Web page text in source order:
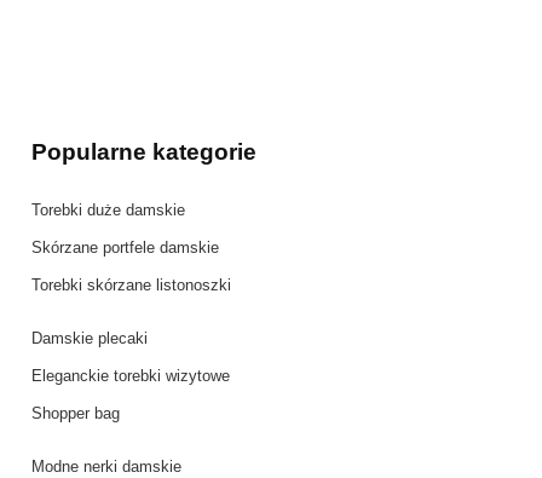
Popularne kategorie
Torebki duże damskie
Skórzane portfele damskie
Torebki skórzane listonoszki
Damskie plecaki
Eleganckie torebki wizytowe
Shopper bag
Modne nerki damskie